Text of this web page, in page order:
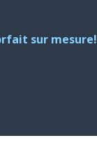
sur mesure!